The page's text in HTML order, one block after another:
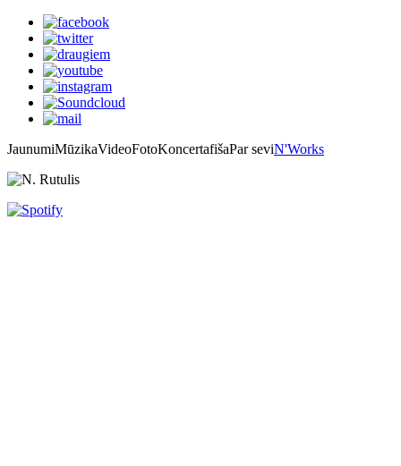
JaunumiMūzikaVideoFotoKoncertafišaPar seviN'Works